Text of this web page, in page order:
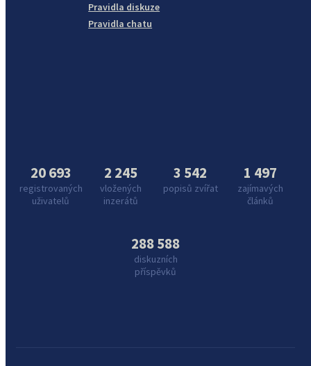
Pravidla diskuze
Pravidla chatu
20 693
registrovaných
uživatelů
2 245
vložených
inzerátů
3 542
popisů zvířat
1 497
zajímavých
článků
288 588
diskuzních
příspěvků